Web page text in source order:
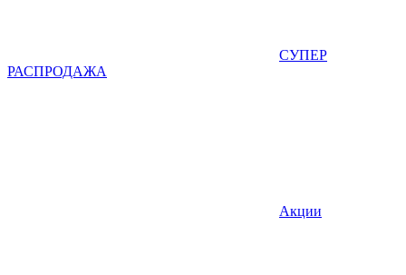
СУПЕР
РАСПРОДАЖА
Акции